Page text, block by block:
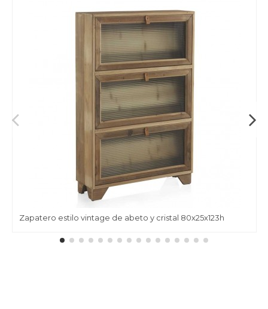
Zapatero estilo vintage de abeto y cristal 80x25x123h